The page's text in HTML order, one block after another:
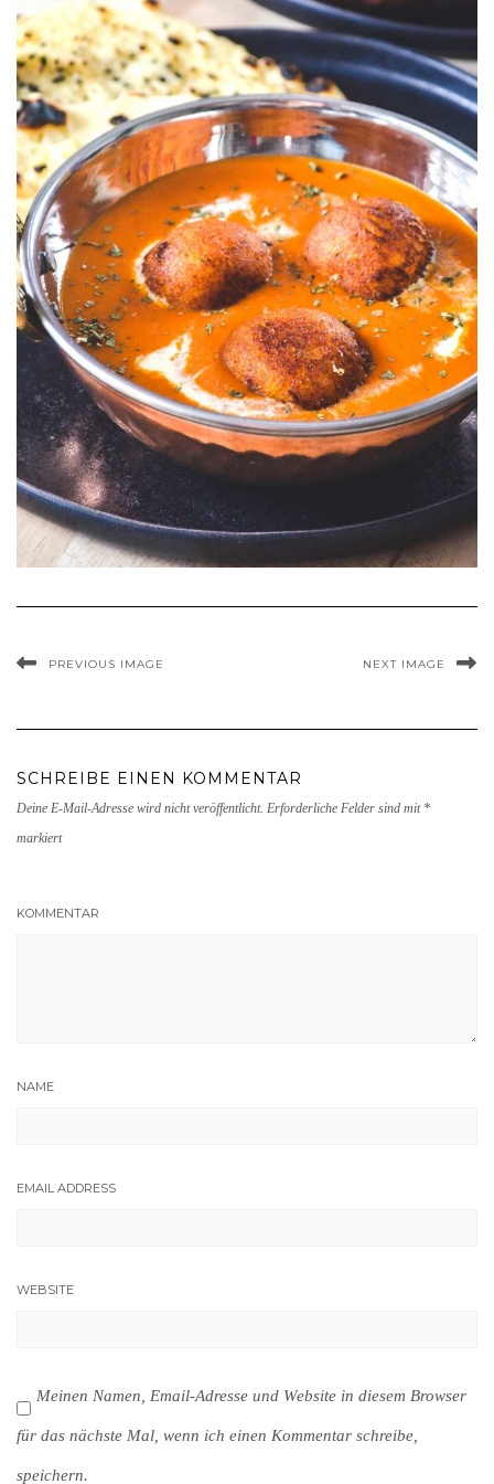
PREVIOUS IMAGE NEXT IMAGE
SCHREIBE EINEN KOMMENTAR
Deine E-Mail-Adresse wird nicht veröffentlicht. Erforderliche Felder sind mit *
markiert
KOMMENTAR
NAME
EMAIL ADDRESS
WEBSITE
Meinen Namen, Email-Adresse und Website in diesem Browser
für das nächste Mal, wenn ich einen Kommentar schreibe,
speichern.